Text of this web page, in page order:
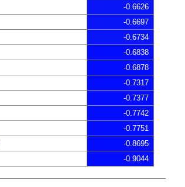
-0.6626
-0.6697
-0.6734
-0.6838
-0.6878
-0.7317
-0.7377
-0.7742
-0.7751
-0.8695
-0.9044